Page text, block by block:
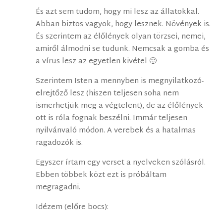
És azt sem tudom, hogy mi lesz az állatokkal.
Abban biztos vagyok, hogy lesznek. Növények is.
És szerintem az élőlények olyan törzsei, nemei,
amiről álmodni se tudunk. Nemcsak a gomba és
a vírus lesz az egyetlen kivétel 🙂
Szerintem Isten a mennyben is megnyilatkozó-
elrejtőző lesz (hiszen teljesen soha nem
ismerhetjük meg a végtelent), de az élőlények
ott is róla fognak beszélni. Immár teljesen
nyilvánvaló módon. A verebek és a hatalmas
ragadozók is.
Egyszer írtam egy verset a nyelveken szólásról.
Ebben többek közt ezt is próbáltam
megragadni.
Idézem (előre bocs):